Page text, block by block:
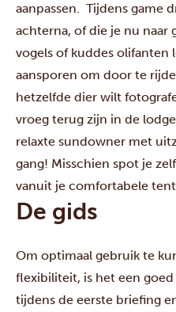
aanpassen. Tijdens game
achterna, of die je nu naar
vogels of kuddes olifanten
aansporen om door te
hetzelfde dier wilt
vroeg terug zijn in de
relaxte sundowner met
gang! Misschien spot je
vanuit je comfortabele
De gids
Om optimaal gebruik te
flexibiliteit, is het een
tijdens de eerste briefing